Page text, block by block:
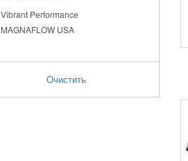
Vibrant Performance
MAGNAFLOW USA
Очистить